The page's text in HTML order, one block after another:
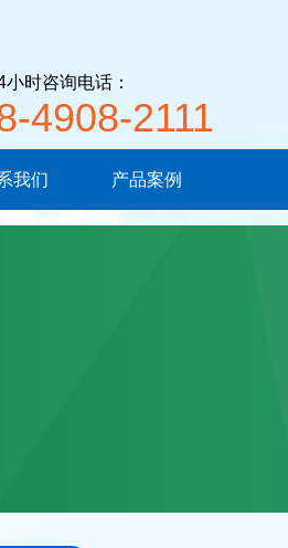
小时咨询电话：
4908-2111
我们 产品案例